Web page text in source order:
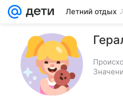
Летний отдых